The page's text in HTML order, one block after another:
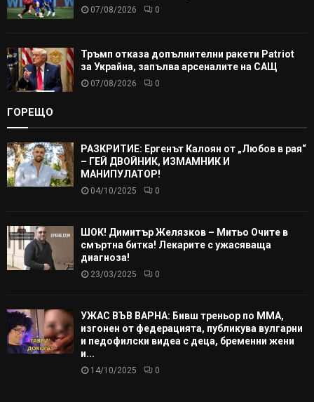
07/08/2026 0
Тръмп отказа допълнителни ракети Patriot
за Украйна, запълва арсеналите на САЩ
07/08/2026 0
ГОРЕЩО
РАЗКРИТИЕ: Ергенът Калоян от „Любов в рая“
– ГЕЙ ДВОЙНИК, ИЗМАМНИК И
МАНИПУЛАТОР!
04/10/2025 0
ШОК! Димитър Желязков – Митьо Очите в
смъртна битка! Лекарите с ужасяваща
диагноза!
23/03/2025 0
УЖАС ВЪВ ВАРНА: Бивш треньор по ММА,
изгонен от федерацията, публикува вулгарни
и педофилски видеа с деца, бременни жени
и...
14/10/2025 0